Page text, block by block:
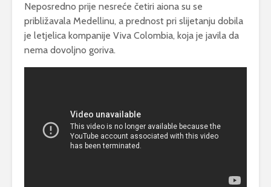
Neposredno prije nesreće četiri aiona su se
približavala Medellinu, a prednost pri slijetanju dobila
je letjelica kompanije Viva Colombia, koja je javila da
nema dovoljno goriva.